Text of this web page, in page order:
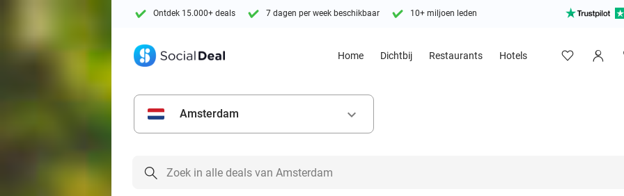
Ontdek 15.000+ deals 7 dagen per week beschikbaar 10+ miljoen leden
Home Dichtbij Restaurants Hotels
Amsterdam keyboard_arrow_down